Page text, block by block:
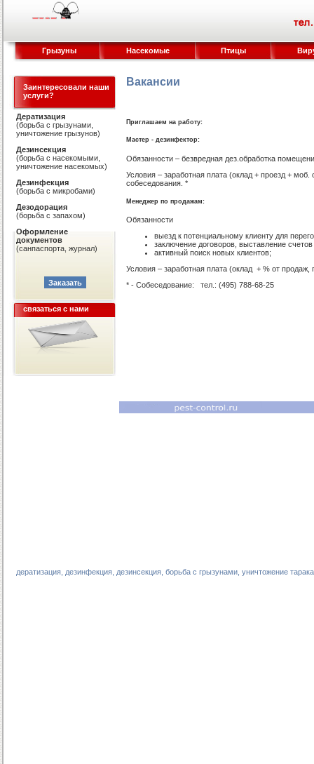
Грызуны Насекомые Птицы
Заинтересовали наши
услуги?
Дератизация
(борьба с грызунами,
уничтожение грызунов)
Дезинсекция
(борьба с насекомыми,
уничтожение насекомых)
Дезинфекция
(борьба с микробами)
Дезодорация
(борьба с запахом)
Оформление
документов
(санпаспорта, журнал)
связаться с нами
Вакансии
Приглашаем на работу:
Мастер - дезинфектор:
Обязанности – безвредная дез.обработка
Условия – заработная плата (оклад + проезд +
собеседования. *
Менеджер по продажам:
Обязанности
выезд к потенциальному клиенту для
заключение договоров, выставление счетов
активный поиск новых клиентов;
Условия – заработная плата (оклад + % от продаж,
* - Собеседование: тел.: (495) 788-68-25
дератизация, дезинфекция, дезинсекция, борьба с грызунами, уничтожение